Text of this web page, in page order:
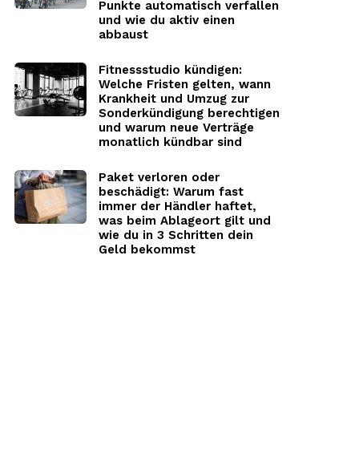
Punkte automatisch verfallen
und wie du aktiv einen
abbaust
Fitnessstudio kündigen:
Welche Fristen gelten, wann
Krankheit und Umzug zur
Sonderkündigung berechtigen
und warum neue Verträge
monatlich kündbar sind
Paket verloren oder
beschädigt: Warum fast
immer der Händler haftet,
was beim Ablageort gilt und
wie du in 3 Schritten dein
Geld bekommst